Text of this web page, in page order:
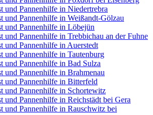
und Pannenhilfe in Niedertrebra
und Pannenhilfe in Weißandt-Gölzau
und Pannenhilfe in Löbejün
und Pannenhilfe in Trebbichau an der Fuhne
und Pannenhilfe in Auerstedt
und Pannenhilfe in Tautenburg
und Pannenhilfe in Bad Sulza
und Pannenhilfe in Brahmenau
und Pannenhilfe in Bitterfeld
und Pannenhilfe in Schortewitz
und Pannenhilfe in Reichstädt bei Gera
und Pannenhilfe in Rauschwitz bei